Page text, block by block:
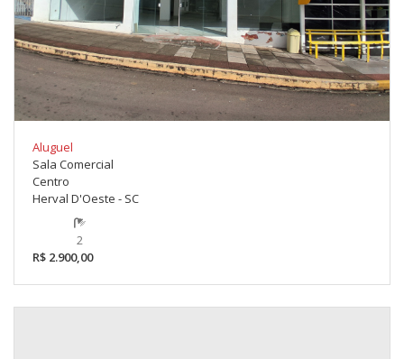
Aluguel
Sala Comercial
Centro
Herval D'Oeste - SC
2
R$ 2.900,00